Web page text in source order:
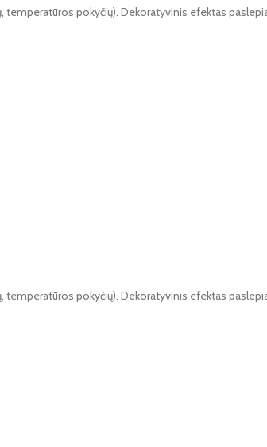
pokyčių). Dekoratyvinis efektas
pokyčių). Dekoratyvinis efektas